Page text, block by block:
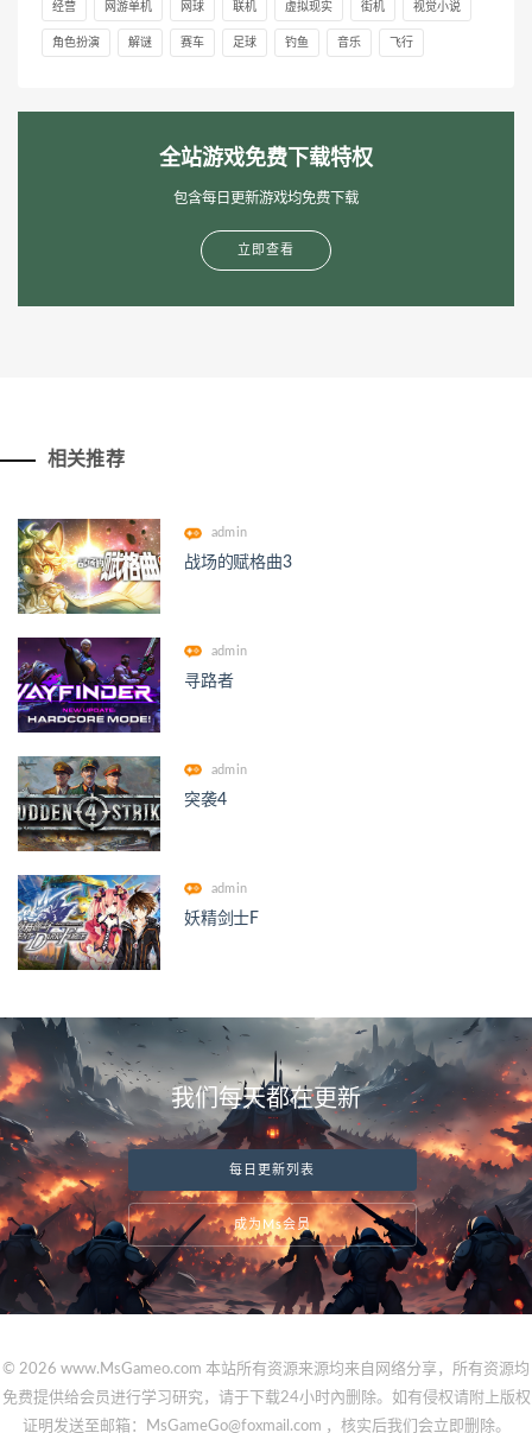
经营 网游单机 网球 联机 虚拟现实 街机 视觉小说
角色扮演 解谜 赛车 足球 钓鱼 音乐 飞行
全站游戏免费下载特权
包含每日更新游戏均免费下载
立即查看
相关推荐
admin
战场的赋格曲3
admin
寻路者
admin
突袭4
admin
妖精剑士F
我们每天都在更新
每日更新列表
成为Ms会员
© 2026 www.MsGameo.com 本站所有资源来源均来自网络分享，所有资源均
免费提供给会员进行学习研究，请于下载24小时內删除。如有侵权请附上版权
证明发送至邮箱：MsGameGo@foxmail.com ，核实后我们会立即删除。